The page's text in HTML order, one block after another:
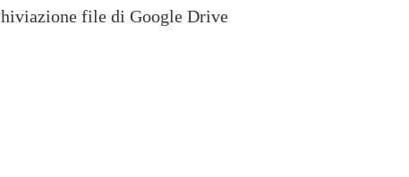
file di Google Drive